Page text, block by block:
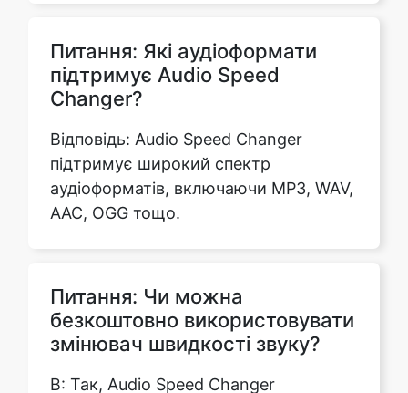
Відповідь: Audio Speed Changer
підтримує широкий спектр
аудіоформатів, включаючи MP3, WAV,
AAC, OGG тощо.
Питання: Чи можна
В: Так, Audio Speed Changer
абсолютно безкоштовний у
використанні, і немає обмежень
щодо кількості файлів, які ви можете